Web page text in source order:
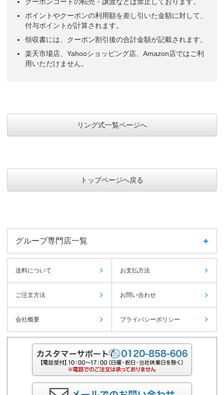
ポイントやクーポンの利用額を差し引いた金額に対して、
付与ポイントが計算されます。
領収書には、クーポン割引後の合計金額が記載されます。
楽天市場店、Yahooショッピング店、Amazon店ではご利
用いただけません。
リング式一覧ページへ
トップページへ戻る
グループ専門店一覧
送料について お支払方法
ご注文方法 お問い合わせ
会社概要 プライバシーポリシー